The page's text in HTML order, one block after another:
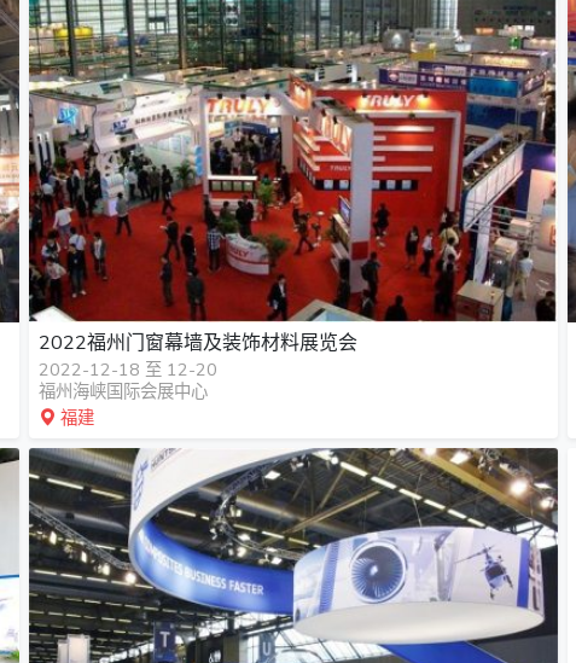
2022福州门窗幕墙及装饰材料展览会
2022-12-18 至 12-20
福州海峡国际会展中心
福建